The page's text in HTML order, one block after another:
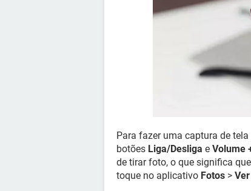
Para fazer uma captura de
botões Liga/Desliga e Volume
de tirar foto, o que significa
toque no aplicativo Fotos >